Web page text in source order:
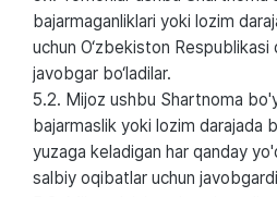
bajarmaganliklari yoki lozim
uchun O‘zbekiston
javobgar bo‘ladilar.
5.2. Mijoz ushbu Shartnoma
bajarmaslik yoki lozim darajada
yuzaga keladigan har qanday
salbiy oqibatlar uchun